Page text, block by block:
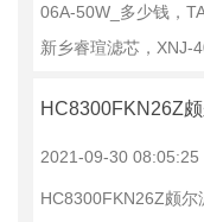
06A-50W_多少钱，
新乡睿瑄滤芯，XNJ-
HC8300FKN26Z
2021-09-30 08:05:25
HC8300FKN26Z颇尔